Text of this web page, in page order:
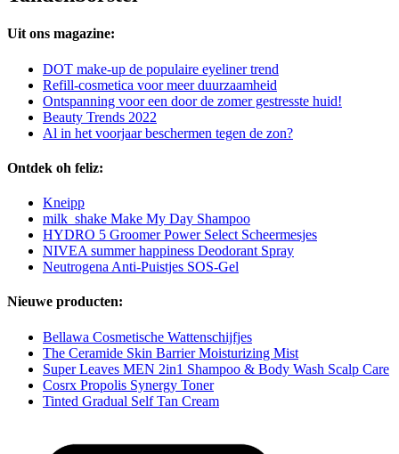
Uit ons magazine:
DOT make-up de populaire eyeliner trend
Refill-cosmetica voor meer duurzaamheid
Ontspanning voor een door de zomer gestresste huid!
Beauty Trends 2022
Al in het voorjaar beschermen tegen de zon?
Ontdek oh feliz:
Kneipp
milk_shake Make My Day Shampoo
HYDRO 5 Groomer Power Select Scheermesjes
NIVEA summer happiness Deodorant Spray
Neutrogena Anti-Puistjes SOS-Gel
Nieuwe producten:
Bellawa Cosmetische Wattenschijfjes
The Ceramide Skin Barrier Moisturizing Mist
Super Leaves MEN 2in1 Shampoo & Body Wash Scalp Care
Cosrx Propolis Synergy Toner
Tinted Gradual Self Tan Cream